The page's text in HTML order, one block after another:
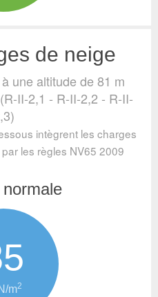
de neige
une altitude de 81 m
II-2,1 - R-II-2,2 - R-II-
intègrent les charges
les règles NV65 2009
m2